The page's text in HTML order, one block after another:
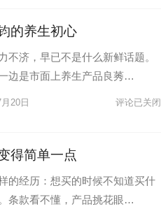
的养生初心
不济，早已不是什么新鲜话题。
边是市面上养生产品良莠…
20日 评论已关闭
得简单一点
的经历：想买的时候不知道买什
条款看不懂，产品挑花眼…